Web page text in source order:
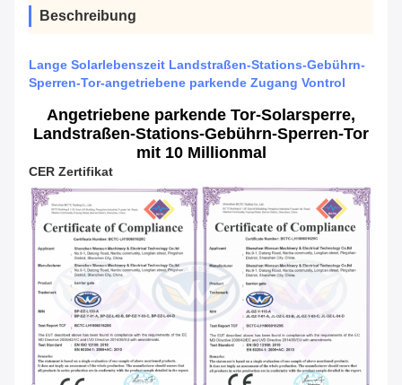
Beschreibung
Lange Solarlebenszeit Landstraßen-Stations-Gebührn-
Sperren-Tor-angetriebene parkende Zugang Vontrol
Angetriebene parkende Tor-Solarsperre,
Landstraßen-Stations-Gebührn-Sperren-Tor
mit 10 Millionmal
CER Zertifikat